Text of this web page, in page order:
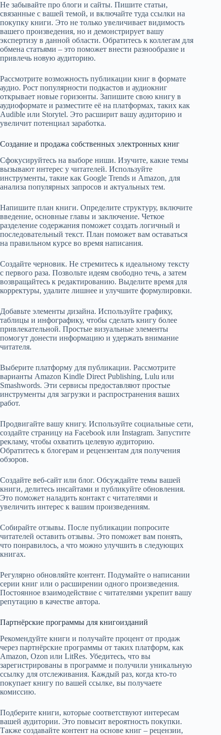
Не забывайте про блоги и сайты. Пишите статьи,
связанные с вашей темой, и включайте туда ссылки на
покупку книги. Это не только увеличивает видимость
вашего произведения, но и демонстрирует вашу
экспертизу в данной области. Обратитесь к коллегам для
обмена статьями – это поможет внести разнообразие и
привлечь новую аудиторию.
Рассмотрите возможность публикации книг в формате
аудио. Рост популярности подкастов и аудиокниг
открывает новые горизонты. Запишите свою книгу в
аудиоформате и разместите её на платформах, таких как
Audible или Storytel. Это расширит вашу аудиторию и
увеличит потенциал заработка.
Создание и продажа собственных электронных книг
Сфокусируйтесь на выборе ниши. Изучите, какие темы
вызывают интерес у читателей. Используйте
инструменты, такие как Google Trends и Amazon, для
анализа популярных запросов и актуальных тем.
Напишите план книги. Определите структуру, включите
введение, основные главы и заключение. Четкое
разделение содержания поможет создать логичный и
последовательный текст. План поможет вам оставаться
на правильном курсе во время написания.
Создайте черновик. Не стремитесь к идеальному тексту
с первого раза. Позвольте идеям свободно течь, а затем
возвращайтесь к редактированию. Выделите время для
корректуры, удалите лишнее и улучшите формулировки.
Добавьте элементы дизайна. Используйте графику,
таблицы и инфографику, чтобы сделать книгу более
привлекательной. Простые визуальные элементы
помогут донести информацию и удержать внимание
читателя.
Выберите платформу для публикации. Рассмотрите
варианты Amazon Kindle Direct Publishing, Lulu или
Smashwords. Эти сервисы предоставляют простые
инструменты для загрузки и распространения ваших
работ.
Продвигайте вашу книгу. Используйте социальные сети,
создайте страницу на Facebook или Instagram. Запустите
рекламу, чтобы охватить целевую аудиторию.
Обратитесь к блогерам и рецензентам для получения
обзоров.
Создайте веб-сайт или блог. Обсуждайте темы вашей
книги, делитесь инсайтами и публикуйте обновления.
Это поможет наладить контакт с читателями и
увеличить интерес к вашим произведениям.
Собирайте отзывы. После публикации попросите
читателей оставить отзывы. Это поможет вам понять,
что понравилось, а что можно улучшить в следующих
книгах.
Регулярно обновляйте контент. Подумайте о написании
серии книг или о расширении одного произведения.
Постоянное взаимодействие с читателями укрепит вашу
репутацию в качестве автора.
Партнёрские программы для книгоизданий
Рекомендуйте книги и получайте процент от продаж
через партнёрские программы от таких платформ, как
Amazon, Ozon или LitRes. Убедитесь, что вы
зарегистрированы в программе и получили уникальную
ссылку для отслеживания. Каждый раз, когда кто-то
покупает книгу по вашей ссылке, вы получаете
комиссию.
Подберите книги, которые соответствуют интересам
вашей аудитории. Это повысит вероятность покупки.
Также создавайте контент на основе книг – рецензии,